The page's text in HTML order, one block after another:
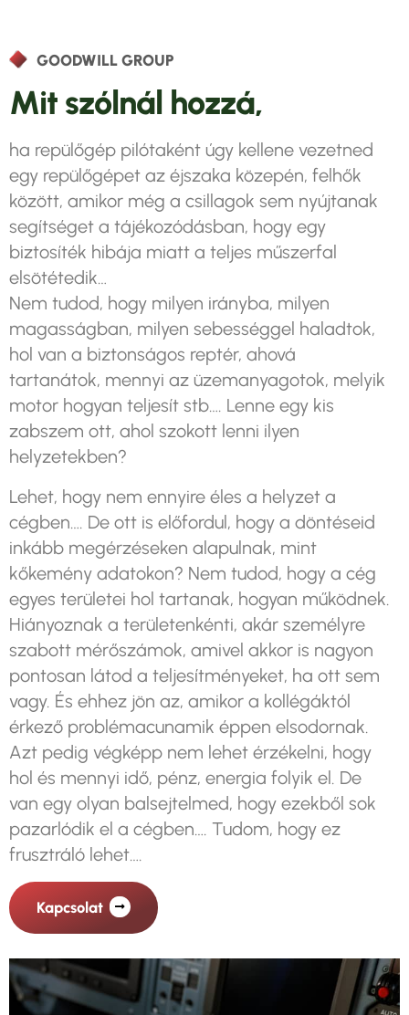
GOODWILL GROUP
Mit szólnál hozzá,
ha repülőgép pilótaként úgy kellene vezetned
egy repülőgépet az éjszaka közepén, felhők
között, amikor még a csillagok sem nyújtanak
segítséget a tájékozódásban, hogy egy
biztosíték hibája miatt a teljes műszerfal
elsötétedik…
Nem tudod, hogy milyen irányba, milyen
magasságban, milyen sebességgel haladtok,
hol van a biztonságos reptér, ahová
tartanátok, mennyi az üzemanyagotok, melyik
motor hogyan teljesít stb…. Lenne egy kis
zabszem ott, ahol szokott lenni ilyen
helyzetekben?
Lehet, hogy nem ennyire éles a helyzet a
cégben…. De ott is előfordul, hogy a döntéseid
inkább megérzéseken alapulnak, mint
kőkemény adatokon? Nem tudod, hogy a cég
egyes területei hol tartanak, hogyan működnek.
Hiányoznak a területenkénti, akár személyre
szabott mérőszámok, amivel akkor is nagyon
pontosan látod a teljesítményeket, ha ott sem
vagy. És ehhez jön az, amikor a kollégáktól
érkező problémacunamik éppen elsodornak.
Azt pedig végképp nem lehet érzékelni, hogy
hol és mennyi idő, pénz, energia folyik el. De
van egy olyan balsejtelmed, hogy ezekből sok
pazarlódik el a cégben…. Tudom, hogy ez
frusztráló lehet….
Kapcsolat